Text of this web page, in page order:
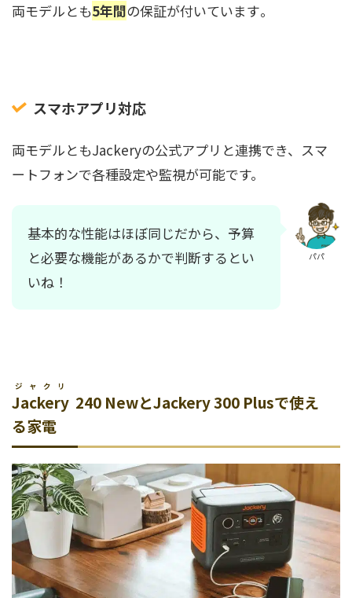
両モデルとも5年間の保証が付いています。
スマホアプリ対応
両モデルともJackeryの公式アプリと連携でき、スマ
ートフォンで各種設定や監視が可能です。
パパ
基本的な性能はほぼ同じだから、予算
と必要な機能があるかで判断するとい
いね！
Jackery
ジャクリ
240 NewとJackery 300 Plusで使え
る家電